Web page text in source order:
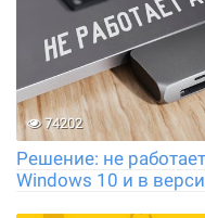
74202
Решение: не
Windows 10 и в